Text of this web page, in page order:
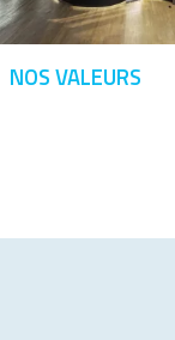
NOS VALEURS